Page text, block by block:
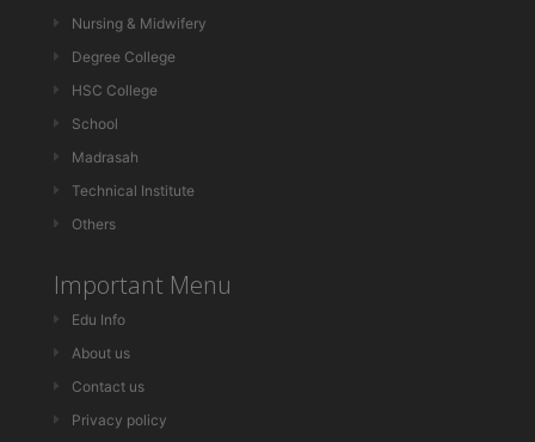
Nursing & Midwifery
Degree College
HSC College
School
Madrasah
Technical Institute
Others
Important Menu
Edu Info
About us
Contact us
Privacy policy